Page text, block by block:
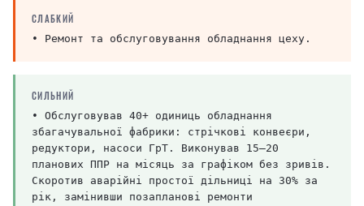
СЛАБКИЙ
• Ремонт та обслуговування обладнання цеху.
СИЛЬНИЙ
• Обслуговував 40+ одиниць обладнання
збагачувальної фабрики: стрічкові конвеєри,
редуктори, насоси ГрТ. Виконував 15–20
планових ППР на місяць за графіком без зривів.
Скоротив аварійні простої дільниці на 30% за
рік, замінивши позапланові ремонти